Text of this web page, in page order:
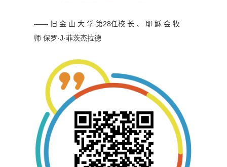
—— 旧 金 山 大 学 第28任校 长 、 耶 稣 会 牧
师 保罗·J·菲茨杰拉德